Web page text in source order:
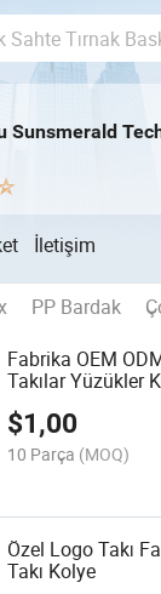
Sunsmerald
İletişim
PP Bardak
Fabrika OEM
Takılar Yüzükler
$1,00
10 Parça (MOQ)
Özel Logo Takı
Takı Kolye